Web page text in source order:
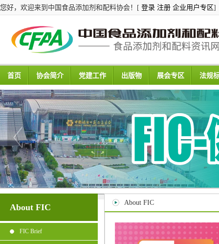
您好，欢迎来到中国食品添加剂和配料协会！[ 登录 注册 企业用户专区]
首页 协会简介 党建工作 出版物 展会专区 法规
About FIC
FIC Brief
About FIC